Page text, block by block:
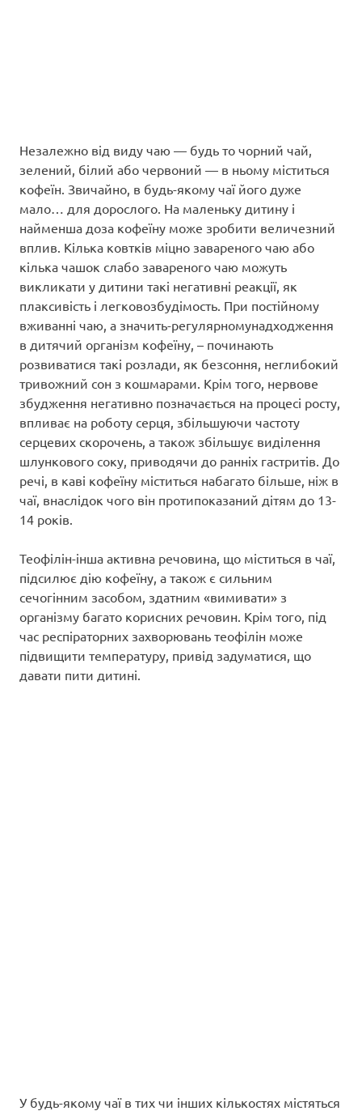
Незалежно від виду чаю — будь то чорний чай,
зелений, білий або червоний — в ньому міститься
кофеїн. Звичайно, в будь-якому чаї його дуже
мало… для дорослого. На маленьку дитину і
найменша доза кофеїну може зробити величезний
вплив. Кілька ковтків міцно завареного чаю або
кілька чашок слабо завареного чаю можуть
викликати у дитини такі негативні реакції, як
плаксивість і легковозбудімость. При постійному
вживанні чаю, а значить-регулярномунадходження
в дитячий організм кофеїну, – починають
розвиватися такі розлади, як безсоння, неглибокий
тривожний сон з кошмарами. Крім того, нервове
збудження негативно позначається на процесі росту,
впливає на роботу серця, збільшуючи частоту
серцевих скорочень, а також збільшує виділення
шлункового соку, приводячи до ранніх гастритів. До
речі, в каві кофеїну міститься набагато більше, ніж в
чаї, внаслідок чого він протипоказаний дітям до 13-
14 років.
Теофілін-інша активна речовина, що міститься в чаї,
підсилює дію кофеїну, а також є сильним
сечогінним засобом, здатним «вимивати» з
організму багато корисних речовин. Крім того, під
час респіраторних захворювань теофілін може
підвищити температуру, привід задуматися, що
давати пити дитині.
У будь-якому чаї в тих чи інших кількостях містяться